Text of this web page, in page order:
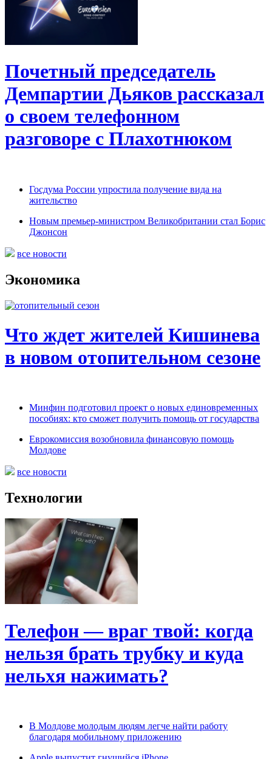
Почетный председатель
Демпартии Дьяков рассказал
о своем телефонном
разговоре с Плахотнюком
Госдума России упростила получение вида на
жительство
Новым премьер-министром Великобритании стал Борис
Джонсон
все новости
Экономика
Что ждет жителей Кишинева
в новом отопительном сезоне
Минфин подготовил проект о новых единовременных
пособиях: кто сможет получить помощь от государства
Еврокомиссия возобновила финансовую помощь
Молдове
все новости
Технологии
Телефон — враг твой: когда
нельзя брать трубку и куда
нельхя нажимать?
В Молдове молодым людям легче найти работу
благодаря мобильному приложению